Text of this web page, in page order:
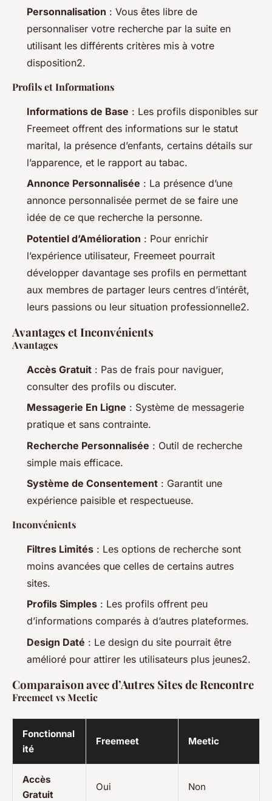
Personnalisation : Vous êtes libre de
personnaliser votre recherche par la suite en
utilisant les différents critères mis à votre
disposition2.
Profils et Informations
Informations de Base : Les profils disponibles sur
Freemeet offrent des informations sur le statut
marital, la présence d’enfants, certains détails sur
l’apparence, et le rapport au tabac.
Annonce Personnalisée : La présence d’une
annonce personnalisée permet de se faire une
idée de ce que recherche la personne.
Potentiel d’Amélioration : Pour enrichir
l’expérience utilisateur, Freemeet pourrait
développer davantage ses profils en permettant
aux membres de partager leurs centres d’intérêt,
leurs passions ou leur situation professionnelle2.
Avantages et Inconvénients
Avantages
Accès Gratuit : Pas de frais pour naviguer,
consulter des profils ou discuter.
Messagerie En Ligne : Système de messagerie
pratique et sans contrainte.
Recherche Personnalisée : Outil de recherche
simple mais efficace.
Système de Consentement : Garantit une
expérience paisible et respectueuse.
Inconvénients
Filtres Limités : Les options de recherche sont
moins avancées que celles de certains autres
sites.
Profils Simples : Les profils offrent peu
d’informations comparés à d’autres plateformes.
Design Daté : Le design du site pourrait être
amélioré pour attirer les utilisateurs plus jeunes2.
Comparaison avec d’Autres Sites de Rencontre
Freemeet vs Meetic
Fonctionnal
ité
Freemeet Meetic
Accès
Gratuit
Oui Non